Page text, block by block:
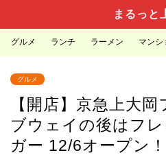
まるっと
グルメ ランチ ラーメン マンシ
グルメ
【開店】京急上大
ブウェイの後はフ
ガー 12/6オープン！